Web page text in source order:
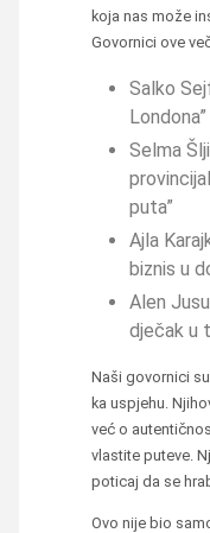
koja nas može
Govornici ove
Salko
Londona”
Selma
puta”
Ajla
biznis u
Alen
dječak u
Naši govornici
ka uspjehu.
već o
vlastite puteve.
poticaj da se
Ovo nije bio